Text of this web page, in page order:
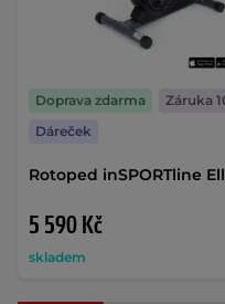
Rotoped inSPORTline
5 590 Kč
skladem
Doprava zdarma
Záruka
Dáreček